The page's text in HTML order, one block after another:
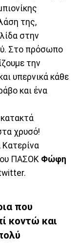
της,
στην
Στο πρόσωπο
την
υπερνικά κάθε
και ένα
χρυσό!
Κατερίνα
ΠΑΣΟΚ Φώφη
που
κοντώ και